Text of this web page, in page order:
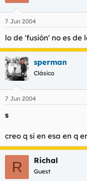
7 Jun 2004
lo de 'fusión' no es de
sperman
Clásico
7 Jun 2004
s
creo q si en esa en q
R Richal
Guest